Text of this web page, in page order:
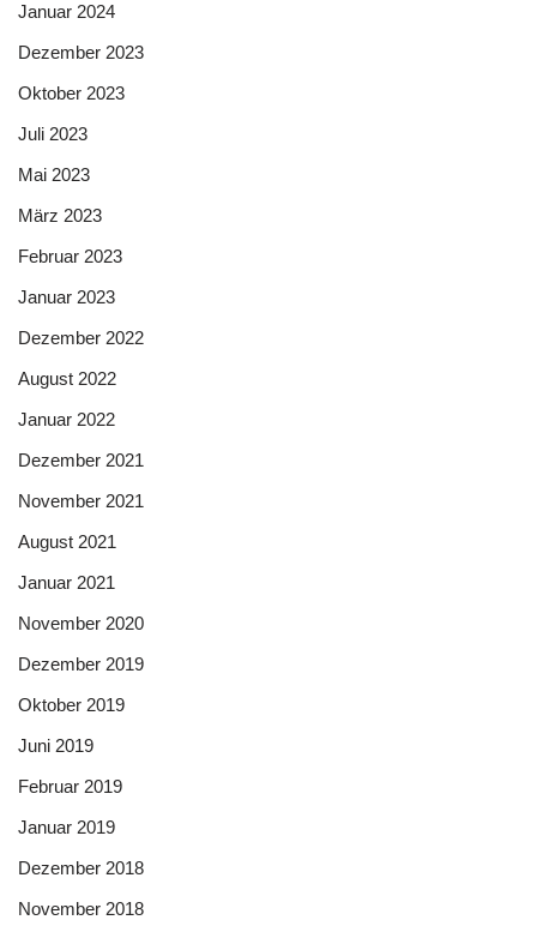
Januar 2024
Dezember 2023
Oktober 2023
Juli 2023
Mai 2023
März 2023
Februar 2023
Januar 2023
Dezember 2022
August 2022
Januar 2022
Dezember 2021
November 2021
August 2021
Januar 2021
November 2020
Dezember 2019
Oktober 2019
Juni 2019
Februar 2019
Januar 2019
Dezember 2018
November 2018